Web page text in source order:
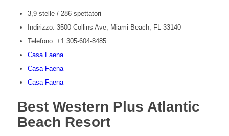
3,9 stelle / 286 spettatori
Indirizzo: 3500 Collins Ave, Miami Beach, FL 33140
Telefono: +1 305-604-8485
Casa Faena
Casa Faena
Casa Faena
Best Western Plus Atlantic
Beach Resort